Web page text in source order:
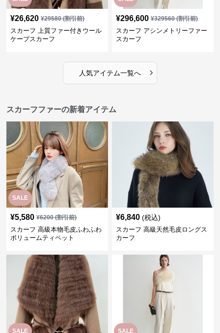
¥26,620 ¥29580(割引前)
スカーフ 上質ファー付きウール
ケープスカーフ
¥296,600 ¥329560(割引前)
スカーフ アシンメトリーファー
スカーフ
人気アイテム一覧へ ›
スカーフファーの新着アイテム
SALE
¥5,580 ¥6200(割引前)
スカーフ 高級本物毛皮ふわふわ
ボリュームティペット
¥6,840 (税込)
スカーフ 高級天然毛皮ロングス
カーフ
SALE SALE